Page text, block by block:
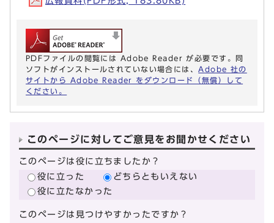
PDFファイルの閲覧には Adobe Reader が必要です。同
ソフトがインストールされていない場合には、 Adobe 社の
サイトから Adobe Reader をダウンロード（無償）して
ください。
このページに対してご意見をお聞かせください
このページは役に立ちましたか？
役に立った
どちらともいえない
役に立たなかった
このページは見つけやすかったですか？